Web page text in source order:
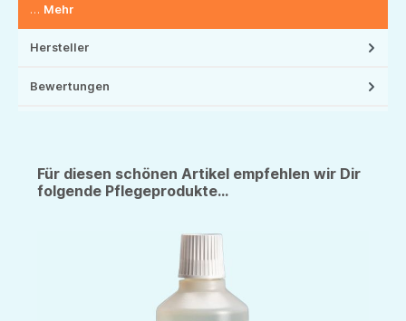
… Mehr
Hersteller
Bewertungen
Für diesen schönen Artikel empfehlen wir Dir
folgende Pflegeprodukte...